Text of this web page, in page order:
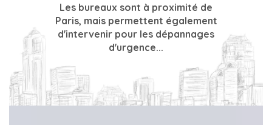
Les bureaux sont à proximité de
Paris, mais permettent également
d'intervenir pour les dépannages
d'urgence...